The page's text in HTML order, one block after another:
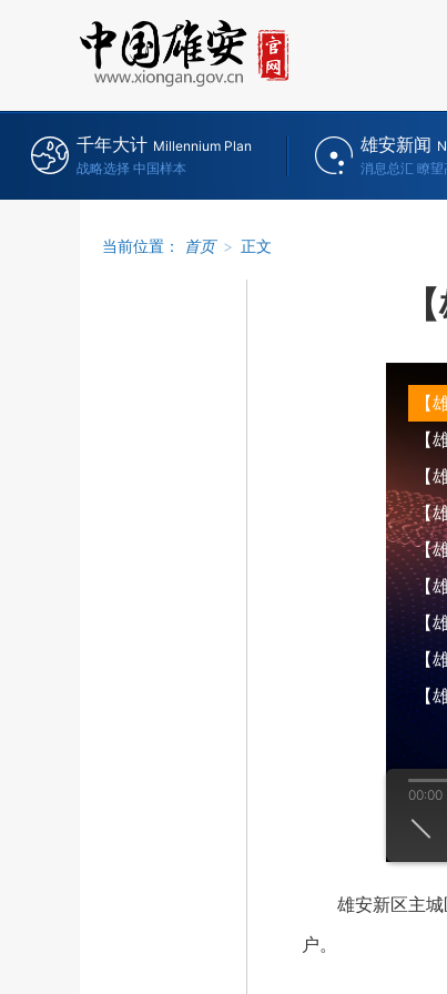
千年大计 Millennium Plan
战略选择 中国样本
雄安新闻
消息总汇 瞭望
当前位置： 首页 > 正文
【
【
【
【
【
【
【
【
【
00:00
雄安新区主城区
户。